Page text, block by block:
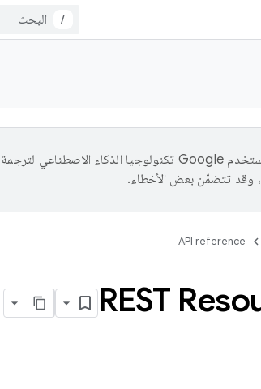
/
تستخدم Google تكنولوجيا الذكاء الاصطناعي لترجمة
وقد تتضمّن بعض الأخطاء.
API reference
REST